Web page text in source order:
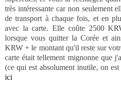
très intéressante car non seulement
de transport à chaque fois, et en
avec la carte. Elle coûte 2500
lorsque vous quitter la Corée et
KRW + le montant qu'il reste sur
carte était tellement mignonne que
(ce qui est absolument inutile, on
ici